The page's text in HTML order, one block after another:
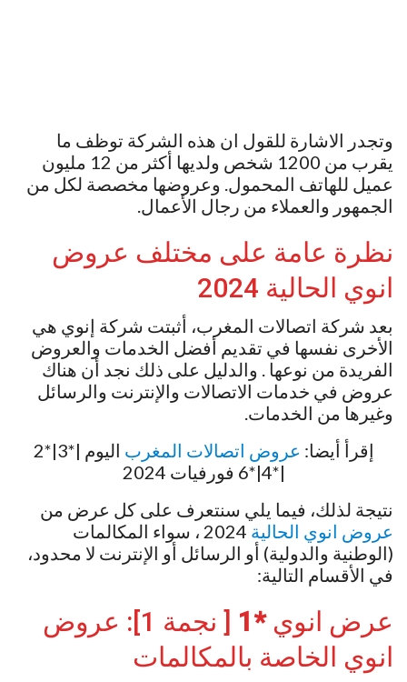
وتجدر الاشارة للقول ان هذه الشركة توظف ما
يقرب من 1200 شخص ولديها أكثر من 12 مليون
عميل للهاتف المحمول. وعروضها مخصصة لكل من
الجمهور والعملاء من رجال الأعمال.
نظرة عامة على مختلف عروض
انوي الحالية 2024
بعد شركة اتصالات المغرب، أثبتت شركة إنوي هي
الأخرى نفسها في تقديم أفضل الخدمات والعروض
الفريدة من نوعها . والدليل على ذلك نجد أن هناك
عروض في خدمات الاتصالات والإنترنت والرسائل
وغيرها من الخدمات.
إقرأ أيضا: عروض اتصالات المغرب
اليوم |*3|*2
|*4|*6 فورفيات 2024
نتيجة لذلك، فيما يلي سنتعرف على كل عرض من
عروض انوي الحالية
2024 ، سواء المكالمات
(الوطنية والدولية) أو الرسائل أو الإنترنت لا محدود،
في الأقسام التالية:
عرض انوي*1
[ نجمة 1]: عروض
انوي الخاصة بالمكالمات